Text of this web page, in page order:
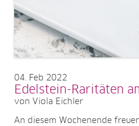
04 Feb 2022
Edelstein-Raritäten
von Viola Eichler
An diesem Wochenende